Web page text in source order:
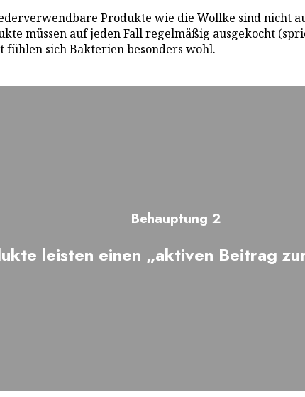
Produkte wie die Wollke sind nicht
müssen auf jeden Fall regelmäßig ausgekocht
sich Bakterien besonders wohl.
Behauptung 2
leisten einen „aktiven Beitrag